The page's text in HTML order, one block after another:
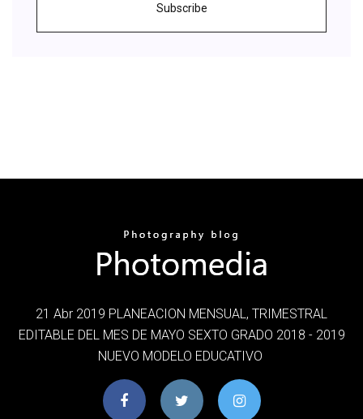
Subscribe
21 Abr 2019 PLANEACION MENSUAL, TRIMESTRAL
EDITABLE DEL MES DE MAYO SEXTO GRADO 2018 - 2019
NUEVO MODELO EDUCATIVO